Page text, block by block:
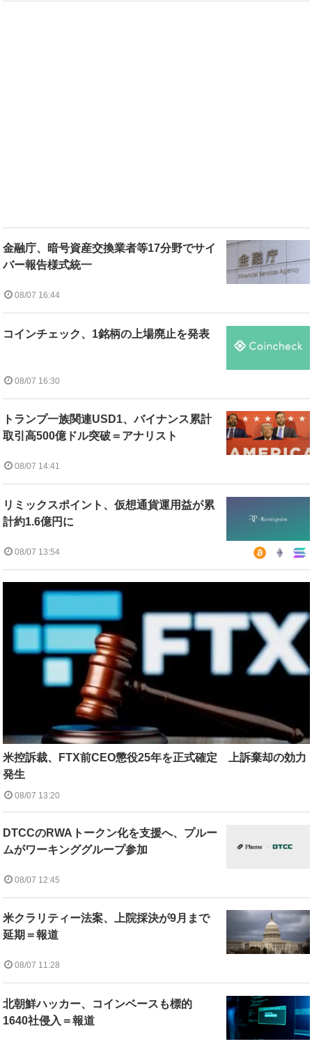
金融庁、暗号資産交換業者等17分野でサイ
バー報告様式統一
08/07 16:44
コインチェック、1銘柄の上場廃止を発表
08/07 16:30
トランプ一族関連USD1、バイナンス累計
取引高500億ドル突破＝アナリスト
08/07 14:41
リミックスポイント、仮想通貨運用益が累
計約1.6億円に
08/07 13:54
米控訴裁、FTX前CEO懲役25年を正式確定 上訴棄却の効力
発生
08/07 13:20
DTCCのRWAトークン化を支援へ、プルー
ムがワーキンググループ参加
08/07 12:45
米クラリティー法案、上院採決が9月まで
延期＝報道
08/07 11:28
北朝鮮ハッカー、コインベースも標的
1640社侵入＝報道